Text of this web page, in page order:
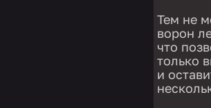
Тем не
ворон
что
только
и